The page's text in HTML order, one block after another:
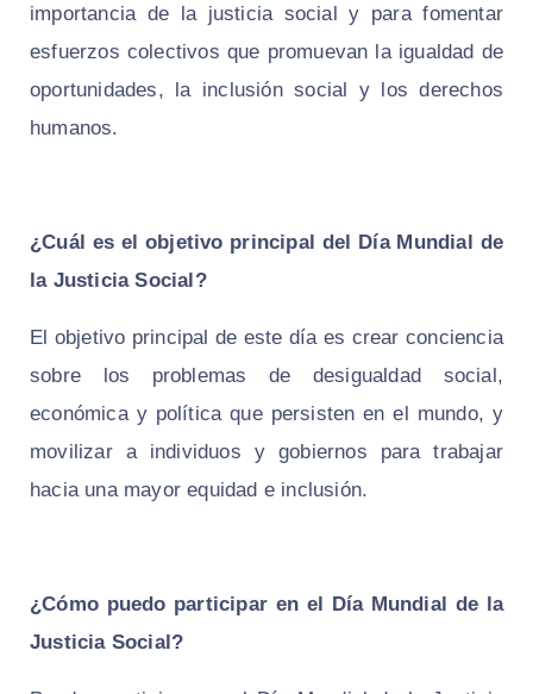
importancia de la justicia social y para fomentar
esfuerzos colectivos que promuevan la igualdad de
oportunidades, la inclusión social y los derechos
humanos.
¿Cuál es el objetivo principal del Día Mundial de
la Justicia Social?
El objetivo principal de este día es crear conciencia
sobre los problemas de desigualdad social,
económica y política que persisten en el mundo, y
movilizar a individuos y gobiernos para trabajar
hacia una mayor equidad e inclusión.
¿Cómo puedo participar en el Día Mundial de la
Justicia Social?